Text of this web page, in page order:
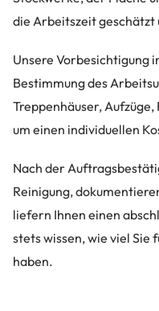
die Arbeitszeit geschätzt
Unsere Vorbesichtigung
Bestimmung des
Treppenhäuser,
um einen individuellen
Nach der
Reinigung,
liefern Ihnen einen
stets wissen, wie viel Sie
haben.